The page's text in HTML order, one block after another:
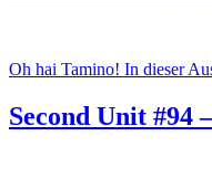
Oh hai Tamino! In dieser
Second Unit #94